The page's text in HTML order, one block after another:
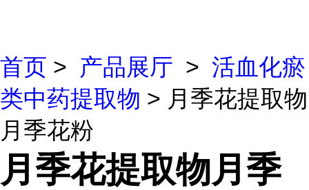
首页 > 产品展厅 > 活血化瘀
类中药提取物 > 月季花提取物
月季花粉
月季花提取物月季